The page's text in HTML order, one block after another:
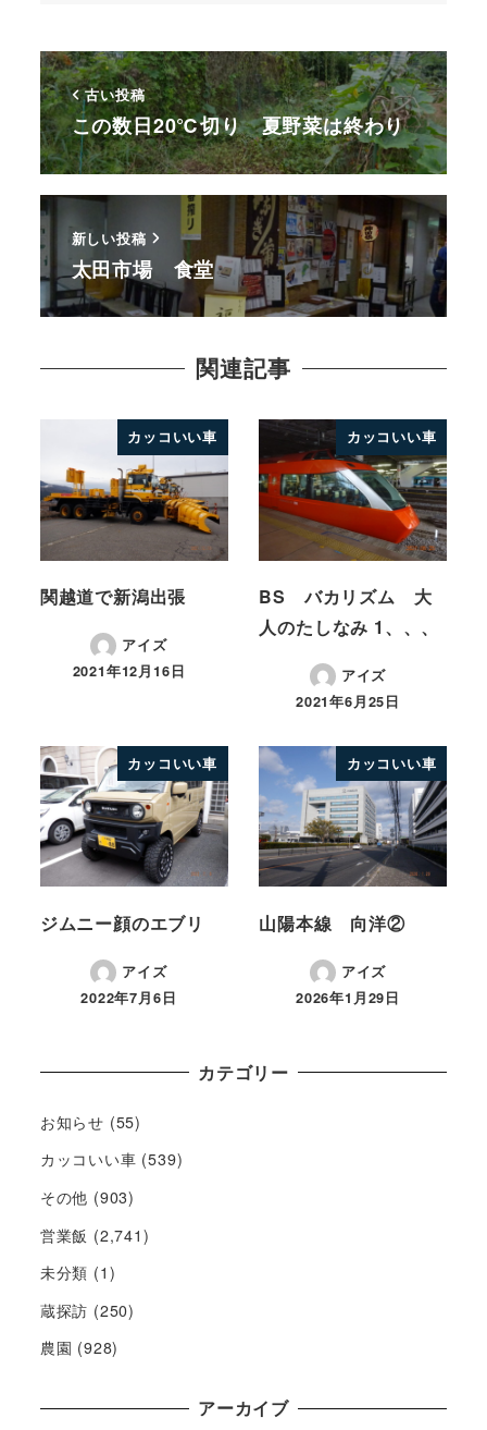
古い投稿
この数日20℃切り 夏野菜は終わり
新しい投稿
太田市場 食堂
関連記事
カッコいい車
関越道で新潟出張
アイズ
2021年12月16日
カッコいい車
BS バカリズム 大
人のたしなみ 1、、、
アイズ
2021年6月25日
カッコいい車
ジムニー顔のエブリ
アイズ
2022年7月6日
カッコいい車
山陽本線 向洋②
アイズ
2026年1月29日
カテゴリー
お知らせ (55)
カッコいい車 (539)
その他 (903)
営業飯 (2,741)
未分類 (1)
蔵探訪 (250)
農園 (928)
アーカイブ